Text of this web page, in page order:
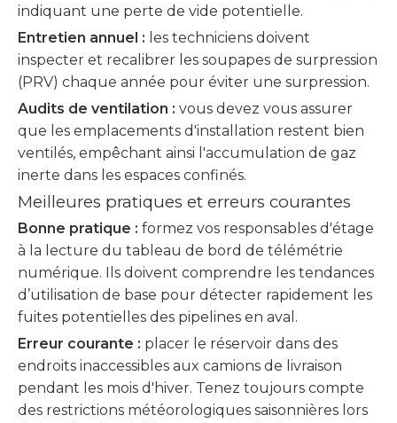
indiquant une perte de vide potentielle.
Entretien annuel : les techniciens doivent
inspecter et recalibrer les soupapes de surpression
(PRV) chaque année pour éviter une surpression.
Audits de ventilation : vous devez vous assurer
que les emplacements d'installation restent bien
ventilés, empêchant ainsi l'accumulation de gaz
inerte dans les espaces confinés.
Meilleures pratiques et erreurs courantes
Bonne pratique : formez vos responsables d'étage
à la lecture du tableau de bord de télémétrie
numérique. Ils doivent comprendre les tendances
d’utilisation de base pour détecter rapidement les
fuites potentielles des pipelines en aval.
Erreur courante : placer le réservoir dans des
endroits inaccessibles aux camions de livraison
pendant les mois d'hiver. Tenez toujours compte
des restrictions météorologiques saisonnières lors